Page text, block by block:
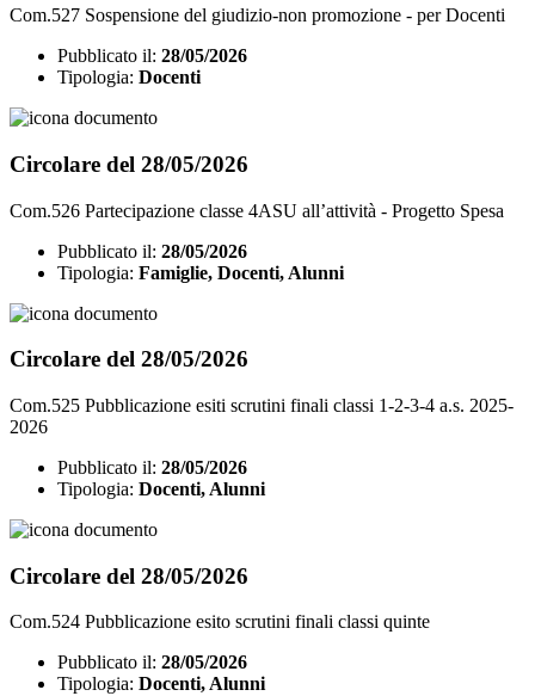
Com.527 Sospensione del giudizio-non promozione - per Docenti
Pubblicato il: 28/05/2026
Tipologia: Docenti
Circolare del 28/05/2026
Com.526 Partecipazione classe 4ASU all’attività - Progetto Spesa
Pubblicato il: 28/05/2026
Tipologia: Famiglie, Docenti, Alunni
Circolare del 28/05/2026
Com.525 Pubblicazione esiti scrutini finali classi 1-2-3-4 a.s. 2025-
2026
Pubblicato il: 28/05/2026
Tipologia: Docenti, Alunni
Circolare del 28/05/2026
Com.524 Pubblicazione esito scrutini finali classi quinte
Pubblicato il: 28/05/2026
Tipologia: Docenti, Alunni